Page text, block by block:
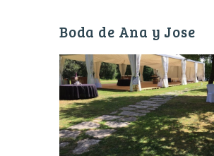
Boda de Ana y Jose